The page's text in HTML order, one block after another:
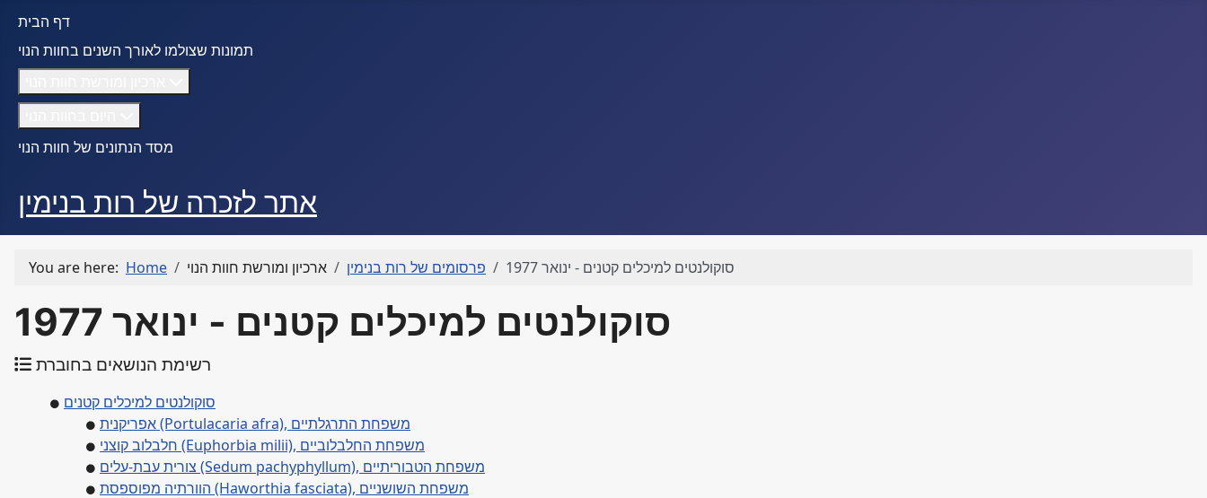
דף הבית
תמונות שצולמו לאורך השנים בחוות הנוי
מסד הנתונים של חוות הנוי
אתר לזכרה של רות בנימין
You are here: Home ארכיון ומורשת חוות הנוי פרסומים של רות בנימין סוקולנטים למיכלים קטנים - ינואר 1977
סוקולנטים למיכלים קטנים - ינואר 1977
רשימת הנושאים בחוברת
סוקולנטים למיכלים קטנים
אפריקנית (Portulacaria afra), משפחת התרגלתיים
חלבלוב קוצני (Euphorbia milii), משפחת החלבלוביים
צורית עבת-עלים (Sedum pachyphyllum), משפחת הטבוריתיים
הוורתיה מפוספסת (Haworthia fasciata), משפחת השושניים